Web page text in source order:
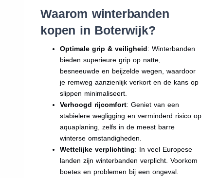
Waarom winterbanden
kopen in Boterwijk?
Optimale grip & veiligheid: Winterbanden
bieden superieure grip op natte,
besneeuwde en beijzelde wegen, waardoor
je remweg aanzienlijk verkort en de kans op
slippen minimaliseert.
Verhoogd rijcomfort: Geniet van een
stabielere wegligging en verminderd risico op
aquaplaning, zelfs in de meest barre
winterse omstandigheden.
Wettelijke verplichting: In veel Europese
landen zijn winterbanden verplicht. Voorkom
boetes en problemen bij een ongeval.